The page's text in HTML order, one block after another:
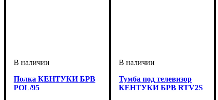
Полка КЕНТУКИ БРВ
POL/95
Тумба под телевизор
КЕНТУКИ БРВ RTV2S